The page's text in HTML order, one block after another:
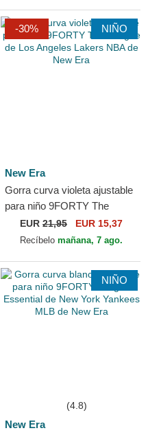
-30% NIÑO
New Era
Gorra curva violeta ajustable
para niño 9FORTY The
League de Los Angeles
Lakers NBA de New Era
EUR 21,95 EUR 15,37
Recíbelo mañana, 7 ago.
NIÑO
(4.8)
New Era